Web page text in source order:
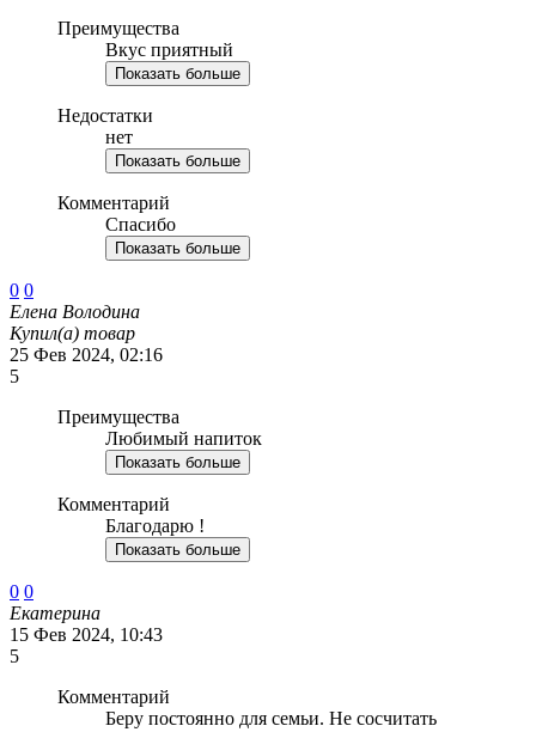
Преимущества
Вкус приятный
Показать больше
Недостатки
нет
Показать больше
Комментарий
Спасибо
Показать больше
0 0
Елена Володина
Купил(а) товар
25 Фев 2024, 02:16
5
Преимущества
Любимый напиток
Показать больше
Комментарий
Благодарю !
Показать больше
0 0
Екатерина
15 Фев 2024, 10:43
5
Комментарий
Беру постоянно для семьи. Не сосчитать